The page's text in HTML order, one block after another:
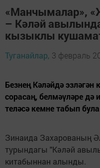
«Манчымалар»,
– Кәләй
кызыклы
Туганайлар, 3 февраль
Безнең Кәләйдә
сорасаң, белмәүләре дә
теләсә кемне табып
Зинаида Захарованың
турындагы "Кәләй
китабыннан алынды.